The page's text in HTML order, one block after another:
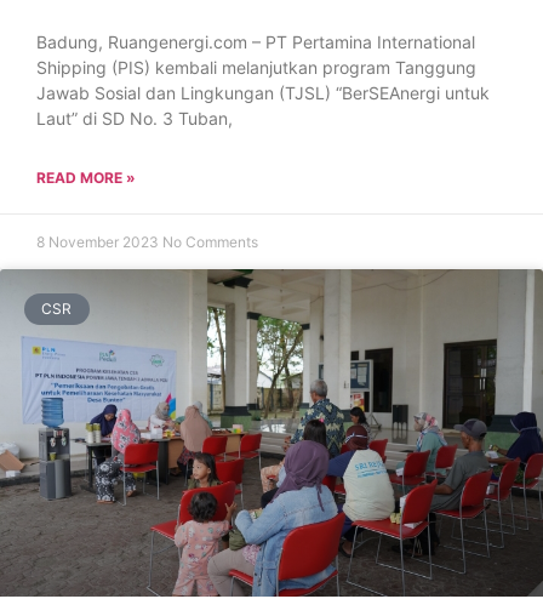
Badung, Ruangenergi.com – PT Pertamina International
Shipping (PIS) kembali melanjutkan program Tanggung
Jawab Sosial dan Lingkungan (TJSL) “BerSEAnergi untuk
Laut” di SD No. 3 Tuban,
READ MORE »
8 November 2023 No Comments
CSR